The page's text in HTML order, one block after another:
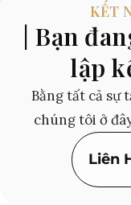
KẾT
| Bạn
lập
Bằng tất cả sự
chúng tôi ở
Liên